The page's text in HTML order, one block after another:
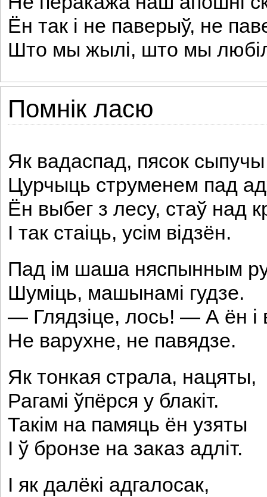
Ён так і не паверыў, не
Што мы жылі, што мы
Помнік ласю
Як вадаспад, пясок сыпучы
Цурчыць струменем пад
Ён выбег з лесу, стаў над
I так стаіць, усім відзён.
Пад ім шаша няспынным
Шуміць, машынамі гудзе.
— Глядзіце, лось! — А ён і
He варухне, не павядзе.
Як тонкая страла, нацяты,
Рагамі ўпёрся у блакіт.
Такім на памяць ён узяты
I ў бронзе на заказ адліт.
I як далёкі адгалосак,